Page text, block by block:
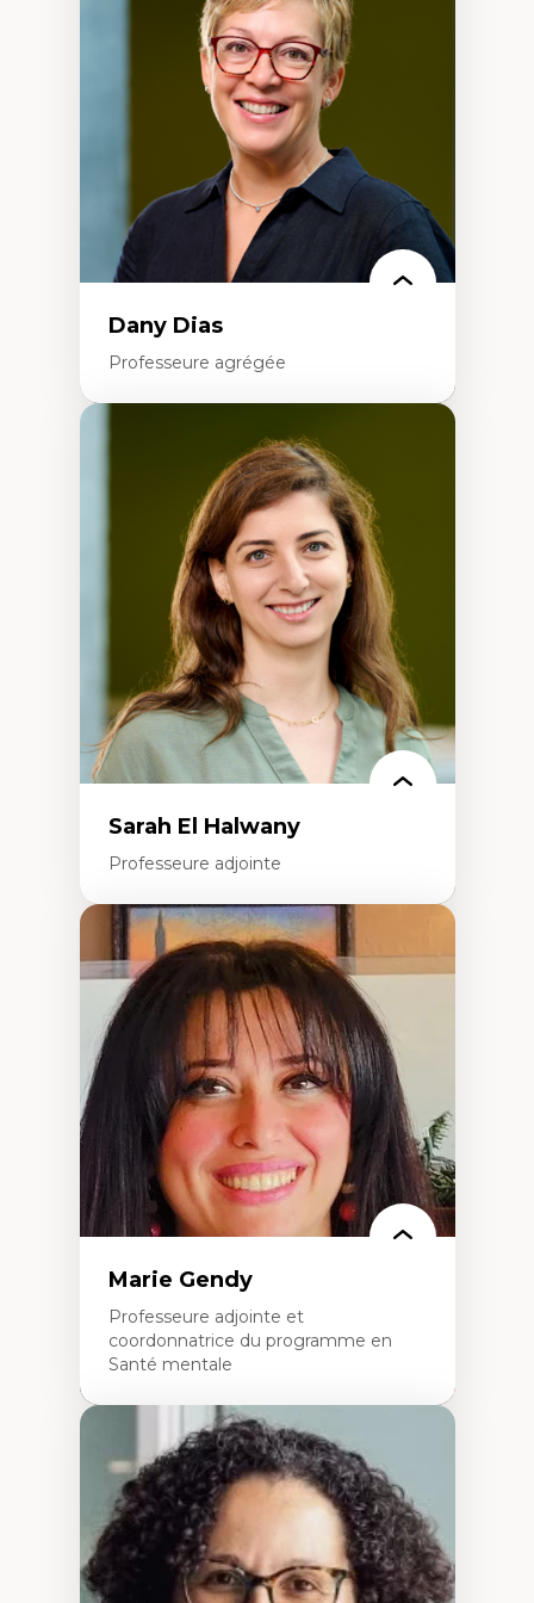
Élites économiques
Sociologie économique
Extractivisme
Classes sociales
Mouvements sociaux
Théories de l’État
Dany Dias
Professeure agrégée
Pédagogies critiques et justice sociale
Éthique relationnelle et sollicitude en
éducation
Décolonisation et autochtonisation de la
formation à l’enseignement
Littératie et didactique du français
Éducation inclusive
Formation à l’enseignement en contexte
francophone minoritaire
Identité linguistique et culturelle
Recherche-action et approches
participatives
Leadership éducatif et pratiques réflexives
Éducation durable et bien-être en
enseignement
Sarah El Halwany
Professeure adjointe
Expertises
Les apports pédagogiques des théories de
l'affect, du posthumanisme, du féminisme
dans l'éducation aux sciences
L'apprentissage des sciences/STIM dans une
perspective socioécologique de care
L’insertion professionnelle des
enseignant.e.s
Marie Gendy
Professeure adjointe et
coordonnatrice du programme en
Santé mentale
Expertises
Neuropsychiatrie et neurosciences
Direction d'essais cliniques
Analyse des politiques et pratiques en santé
mentale
Développement de protocoles d'essais
cliniques
Collaboration interfonctionnelle